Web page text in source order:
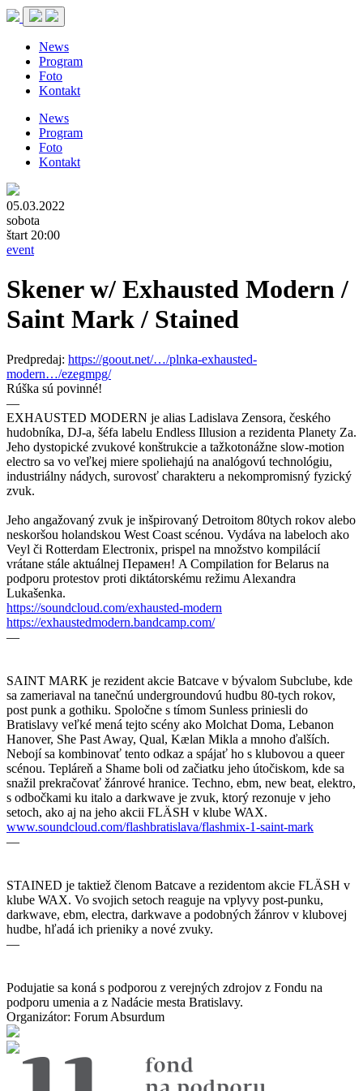
News
Program
Foto
Kontakt
News
Program
Foto
Kontakt
05.03.2022
sobota
štart 20:00
event
Skener w/ Exhausted Modern /
Saint Mark / Stained
Predpredaj: https://goout.net/…/plnka-exhausted-
modern…/ezegmpg/
Rúška sú povinné!
—
EXHAUSTED MODERN je alias Ladislava Zensora, českého
hudobníka, DJ-a, šéfa labelu Endless Illusion a rezidenta Planety Za.
Jeho dystopické zvukové konštrukcie a tažkotonážne slow-motion
electro sa vo veľkej miere spoliehajú na analógovú technológiu,
industriálny nádych, surovosť charakteru a nekompromisný fyzický
zvuk.
Jeho angažovaný zvuk je inšpirovaný Detroitom 80tych rokov alebo
neskoršou holandskou West Coast scénou. Vydáva na labeloch ako
Veyl či Rotterdam Electronix, prispel na množstvo kompilácií
vrátane stále aktuálnej Перамен! A Compilation for Belarus na
podporu protestov proti diktátorskému režimu Alexandra
Lukašenka.
https://soundcloud.com/exhausted-modern
https://exhaustedmodern.bandcamp.com/
—
SAINT MARK je rezident akcie Batcave v bývalom Subclube, kde
sa zameriaval na tanečnú undergroundovú hudbu 80-tych rokov,
post punk a gothiku. Spoločne s tímom Sunless priniesli do
Bratislavy veľké mená tejto scény ako Molchat Doma, Lebanon
Hanover, She Past Away, Qual, Kælan Mikla a mnoho ďalších.
Nebojí sa kombinovať tento odkaz a spájať ho s klubovou a queer
scénou. Tepláreň a Shame boli od začiatku jeho útočiskom, kde sa
snažil prekračovať žánrové hranice. Techno, ebm, new beat, elektro,
s odbočkami ku italo a darkwave je zvuk, ktorý rezonuje v jeho
setoch, ako aj na jeho akcii FLÄSH v klube WAX.
www.soundcloud.com/flashbratislava/flashmix-1-saint-mark
—
STAINED je taktiež členom Batcave a rezidentom akcie FLÄSH v
klube WAX. Vo svojich setoch reaguje na vplyvy post-punku,
darkwave, ebm, electra, darkwave a podobných žánrov v klubovej
hudbe, hľadá ich prieniky a nové zvuky.
—
Podujatie sa koná s podporou z verejných zdrojov z Fondu na
podporu umenia a z Nadácie mesta Bratislavy.
Organizátor: Forum Absurdum